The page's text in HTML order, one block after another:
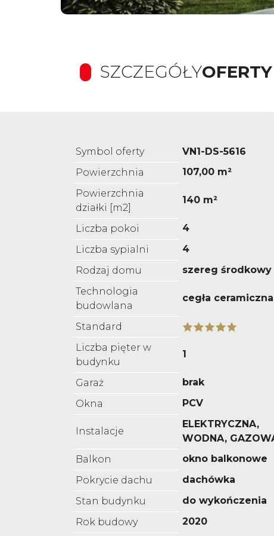
SZCZEGÓŁYOFERTY
Symbol oferty
VN1-DS-5616
Powierzchnia
107,00 m²
Powierzchnia
działki [m2]
140 m²
Liczba pokoi
4
Liczba sypialni
4
Rodzaj domu
szereg środkowy
Technologia
budowlana
cegła ceramiczna
Standard
Liczba pięter w
budynku
1
Garaż
brak
Okna
PCV
Instalacje
ELEKTRYCZNA,
WODNA,
Balkon
okno balkonowe
Pokrycie dachu
dachówka
Stan budynku
do wykończenia
Rok budowy
2020